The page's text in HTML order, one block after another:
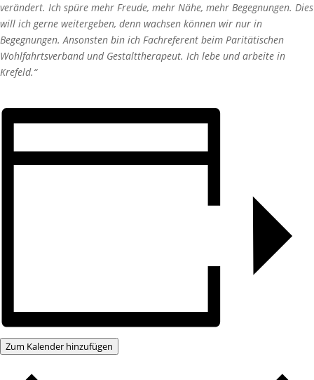
verändert. Ich spüre mehr Freude, mehr Nähe, mehr Begegnungen. Dies
will ich gerne weitergeben, denn wachsen können wir nur in
Begegnungen. Ansonsten bin ich Fachreferent beim Paritätischen
Wohlfahrtsverband und Gestalttherapeut. Ich lebe und arbeite in
Krefeld.“
Zum Kalender hinzufügen